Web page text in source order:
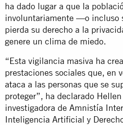
ha dado lugar a que la
involuntariamente —o incluso
pierda su derecho a la
genere un clima de miedo.
“Esta vigilancia masiva ha
prestaciones sociales que, en
ataca a las personas que se
proteger”, ha declarado
investigadora de Amnistía
Inteligencia Artificial y